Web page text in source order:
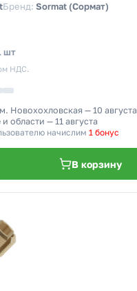
Бренд: Sormat (Сормат)
шт
НДС.
м. Новохохловская — 10 августа
области — 11 августа
начислим 1 бонус
В корзину